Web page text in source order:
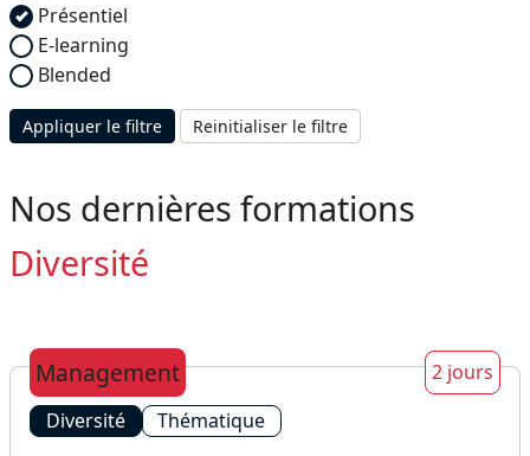
Présentiel
E-learning
Blended
Appliquer le filtre Reinitialiser le filtre
Nos dernières formations
Diversité
Management
2 jours
Diversité
Thématique